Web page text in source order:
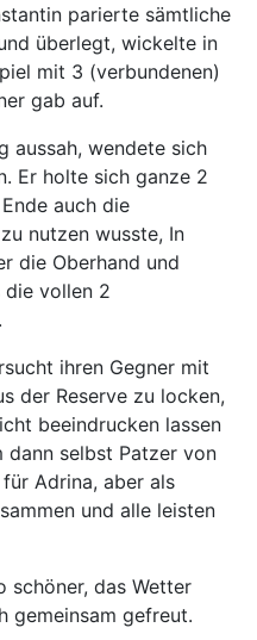
parierte sämtliche
überlegt, wickelte in
mit 3 (verbundenen)
gab auf.
aussah, wendete sich
Er holte sich ganze 2
auch die
nutzen wusste, In
die Oberhand und
die vollen 2
ihren Gegner mit
der Reserve zu locken,
beeindrucken lassen
selbst Patzer von
Adrina, aber als
und alle leisten
schöner, das Wetter
gemeinsam gefreut.